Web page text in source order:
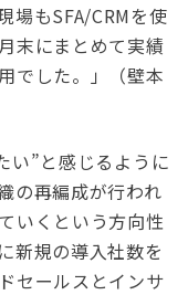
場もSFA/CRMを使
末にまとめて実績
でした。」（壁本
い”と感じるように
の再編成が行われ
いくという方向性
新規の導入社数を
セールスとインサ